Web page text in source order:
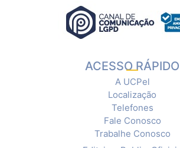
ACESSO RÁPIDO
A UCPel
Localização
Telefones
Fale Conosco
Trabalhe Conosco